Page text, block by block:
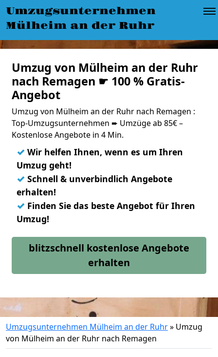
Umzugsunternehmen
Mülheim an der Ruhr
Umzug von Mülheim an der Ruhr
nach Remagen ☛ 100 % Gratis-
Angebot
Umzug von Mülheim an der Ruhr nach Remagen :
Top-Umzugsunternehmen ➨ Umzüge ab 85€ –
Kostenlose Angebote in 4 Min.
✓ Wir helfen Ihnen, wenn es um Ihren
Umzug geht!
✓ Schnell & unverbindlich Angebote
erhalten!
✓ Finden Sie das beste Angebot für Ihren
Umzug!
blitzschnell kostenlose Angebote
erhalten
Umzugsunternehmen Mülheim an der Ruhr» Umzug
von Mülheim an der Ruhr nach Remagen